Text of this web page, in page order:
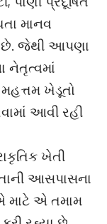
માનવ
છે. જેથી આપણા
નેતૃત્વમાં
ખેડૂતો
આવી રહી
ખેતી
આસપાસના
માટે એ તમામ